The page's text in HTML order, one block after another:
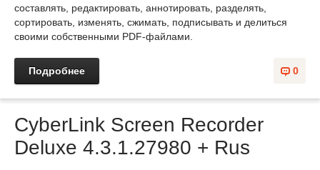
составлять, редактировать, аннотировать, разделять,
сортировать, изменять, сжимать, подписывать и делиться
своими собственными PDF-файлами.
0
Подробнее
CyberLink Screen Recorder
Deluxe 4.3.1.27980 + Rus